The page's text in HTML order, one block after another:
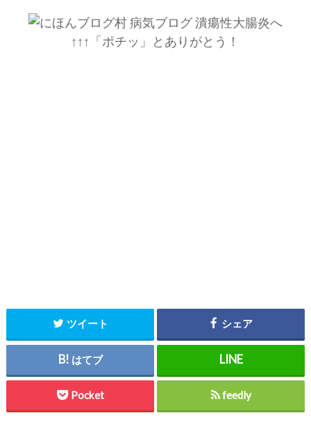
↑↑↑「ポチッ」とありがとう！
ツイート シェア
はてブ
Pocket feedly